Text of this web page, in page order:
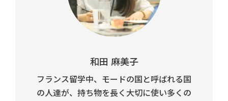
和田 麻美子
フランス留学中、モードの国と呼ばれる国
の人達が、持ち物を長く大切に使い多くの